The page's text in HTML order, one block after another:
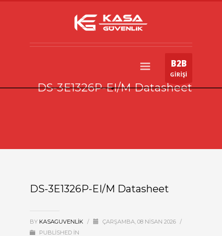
B2B
GİRİŞİ
DS-3E1326P-EI/M Datasheet
DS-3E1326P-EI/M Datasheet
BY KASAGUVENLIK / ÇARŞAMBA, 08 NISAN 2026 /
PUBLISHED IN